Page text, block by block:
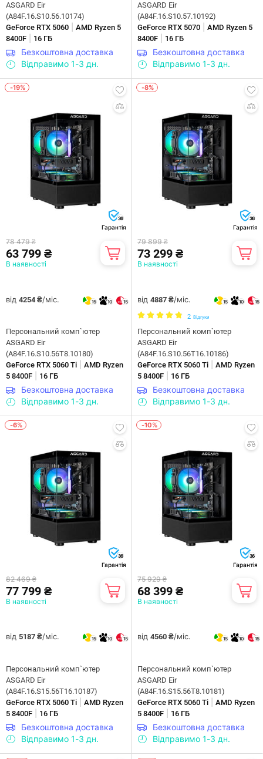
ASGARD Eir
(A84F.16.S10.56.10174)
GeForce RTX 5060
AMD Ryzen 5
8400F
16 ГБ
Безкоштовна доставка
Відправимо 1-3 дн.
ASGARD Eir
(A84F.16.S10.57.10192)
GeForce RTX 5070
AMD Ryzen 5
8400F
16 ГБ
Безкоштовна доставка
Відправимо 1-3 дн.
-19%
36
Гарантія
78 479 ₴
63 799 ₴
В наявності
від 4254 ₴/міс. 15 10 15
Персональний комп`ютер
ASGARD Eir
(A84F.16.S10.56T8.10180)
GeForce RTX 5060 Ti
AMD Ryzen
5 8400F
16 ГБ
Безкоштовна доставка
Відправимо 1-3 дн.
-8%
36
Гарантія
79 899 ₴
73 299 ₴
В наявності
від 4887 ₴/міс. 15 10 15
2 Відгуки
Персональний комп`ютер
ASGARD Eir
(A84F.16.S10.56T16.10186)
GeForce RTX 5060 Ti
AMD Ryzen
5 8400F
16 ГБ
Безкоштовна доставка
Відправимо 1-3 дн.
-6%
36
Гарантія
82 469 ₴
77 799 ₴
В наявності
від 5187 ₴/міс. 15 10 15
Персональний комп`ютер
ASGARD Eir
(A84F.16.S15.56T16.10187)
GeForce RTX 5060 Ti
AMD Ryzen
5 8400F
16 ГБ
Безкоштовна доставка
Відправимо 1-3 дн.
-10%
36
Гарантія
75 929 ₴
68 399 ₴
В наявності
від 4560 ₴/міс. 15 10 15
Персональний комп`ютер
ASGARD Eir
(A84F.16.S15.56T8.10181)
GeForce RTX 5060 Ti
AMD Ryzen
5 8400F
16 ГБ
Безкоштовна доставка
Відправимо 1-3 дн.